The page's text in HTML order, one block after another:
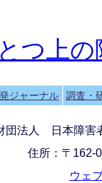
つ上の
ジャーナル 調査・
団法人 日本障害
住所：〒162-
ウェ